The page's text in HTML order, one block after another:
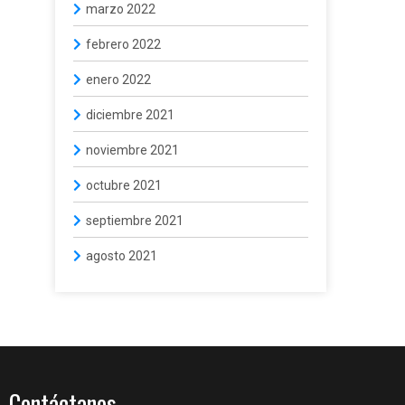
marzo 2022
febrero 2022
enero 2022
diciembre 2021
noviembre 2021
octubre 2021
septiembre 2021
agosto 2021